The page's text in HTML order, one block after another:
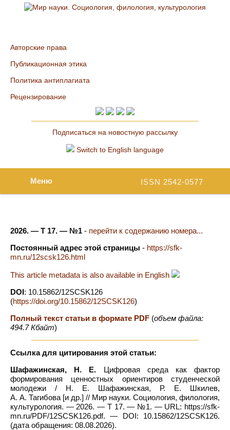
Авторские права
Публикационная этика
Политика антиплагиата
Рецензирование
Подписаться на новостную рассылку
Switch to English language
ISSN 2542-0577
Меню
2026. — Т 17. — №1 - перейти к содержанию номера...
Постоянный адрес этой страницы - https://sfk-
mn.ru/12scsk126.html
This article metadata is also available in English
DOI: 10.15862/12SCSK126
(https://doi.org/10.15862/12SCSK126)
Полный текст статьи в формате PDF (объем файла:
494.7 Кбайт)
Ссылка для цитирования этой статьи:
Шафажинская, Н. Е. Цифровая среда как фактор
формирования ценностных ориентиров студенческой
молодежи / Н. Е. Шафажинская, Р. Е. Шкилев,
А. А. Тагибова [и др.] // Мир науки. Социология, филология,
культурология. — 2026. — Т 17. — №1. — URL: https://sfk-
mn.ru/PDF/12SCSK126.pdf. — DOI: 10.15862/12SCSK126.
(дата обращения: 08.08.2026).